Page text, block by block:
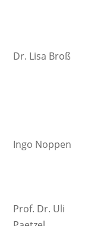
Dr. Lisa Broß
Ingo Noppen
Prof. Dr. Uli